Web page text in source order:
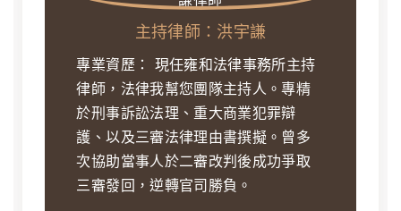
主持律師：洪宇謙
專業資歷：
現任雍和法律事務所主持
律師，法律我幫您團隊主持人。專精
於刑事訴訟法理、重大商業犯罪辯
護、以及三審法律理由書撰擬。曾多
次協助當事人於二審改判後成功爭取
三審發回，逆轉官司勝負。